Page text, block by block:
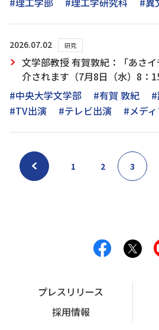
2026.07.02 研究
文学部教授 有賀敦紀：「あさ
介されます（7月8日（水）8：
#中央大学文学部
#有賀 敦紀
#TV出演
#テレビ出演 #メデ
1 2 3
プレスリリース
採用情報